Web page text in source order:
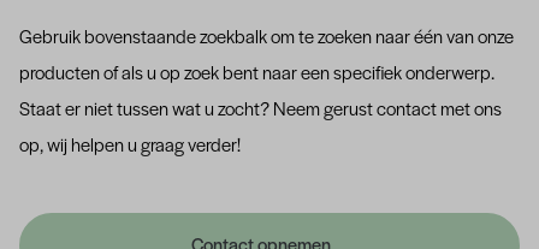
Gebruik bovenstaande zoekbalk om te zoeken naar één van onze
producten of als u op zoek bent naar een specifiek onderwerp.
Staat er niet tussen wat u zocht? Neem gerust contact met ons
op, wij helpen u graag verder!